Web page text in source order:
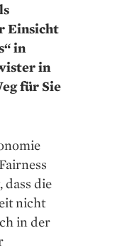
Einsicht
in
in
für Sie
dass die
nicht
in der